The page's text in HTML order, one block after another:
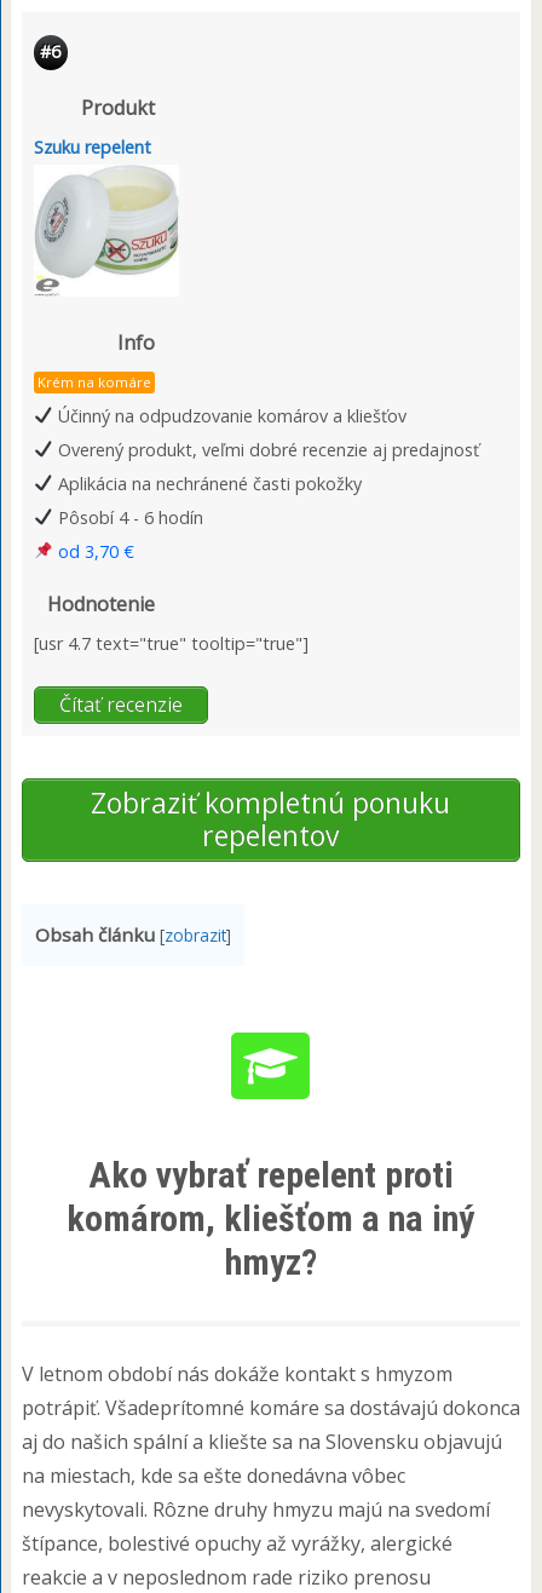
#6
Produkt
Szuku repelent
Info
Krém na komáre
Účinný na odpudzovanie komárov a kliešťov
Overený produkt, veľmi dobré recenzie aj predajnosť
Aplikácia na nechránené časti pokožky
Pôsobí 4 - 6 hodín
od 3,70 €
Hodnotenie
[usr 4.7 text="true" tooltip="true"]
Čítať recenzie
Zobraziť kompletnú ponuku
repelentov
Obsah článku [zobrazit]
Ako vybrať repelent proti
komárom, kliešťom a na iný
hmyz?
V letnom období nás dokáže kontakt s hmyzom
potrápiť. Všadeprítomné komáre sa dostávajú dokonca
aj do našich spální a kliešte sa na Slovensku objavujú
na miestach, kde sa ešte donedávna vôbec
nevyskytovali. Rôzne druhy hmyzu majú na svedomí
štípance, bolestivé opuchy až vyrážky, alergické
reakcie a v neposlednom rade riziko prenosu